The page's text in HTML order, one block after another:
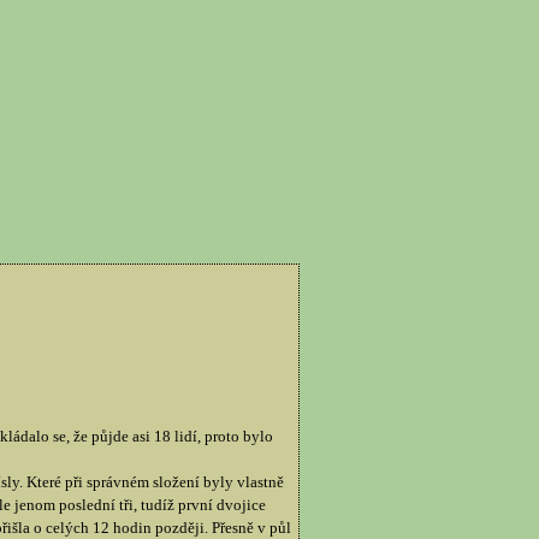
se, že půjde asi 18 lidí, proto bylo
Které při správném složení byly vlastně
jenom poslední tři, tudíž první dvojice
o celých 12 hodin později. Přesně v půl